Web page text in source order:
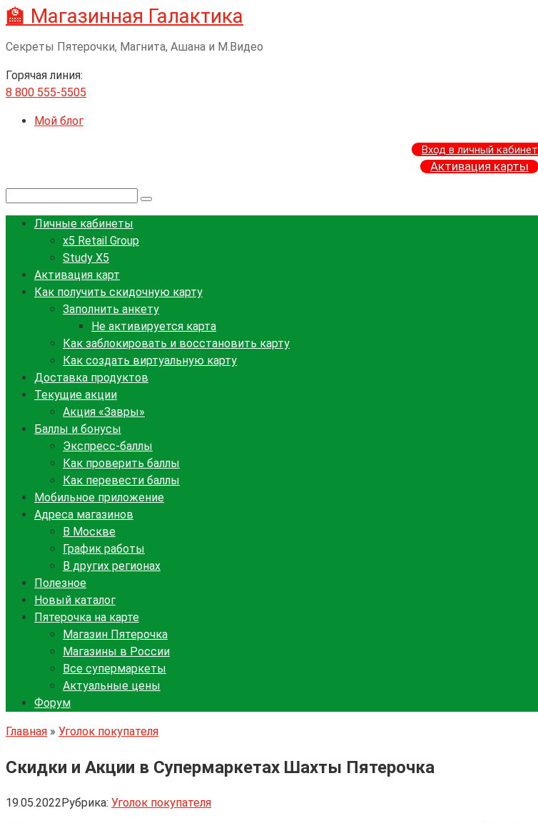
Перейти
к
контенту
🏫 Магазинная Галактика
Секреты Пятерочки, Магнита, Ашана и М.Видео
Горячая линия:
8 800 555-5505
Мой блог
Вход в личный кабинет
Активация карты
Личные кабинеты
x5 Retail Group
Study X5
Активация карт
Как получить скидочную карту
Заполнить анкету
Не активируется карта
Как заблокировать и восстановить карту
Как создать виртуальную карту
Доставка продуктов
Текущие акции
Акция «Завры»
Баллы и бонусы
Экспресс-баллы
Как проверить баллы
Как перевести баллы
Мобильное приложение
Адреса магазинов
В Москве
График работы
В других регионах
Полезное
Новый каталог
Пятерочка на карте
Магазин Пятерочка
Магазины в России
Все супермаркеты
Актуальные цены
Форум
Главная » Уголок покупателя
Скидки и Акции в Супермаркетах Шахты Пятерочка
19.05.2022Рубрика: Уголок покупателя